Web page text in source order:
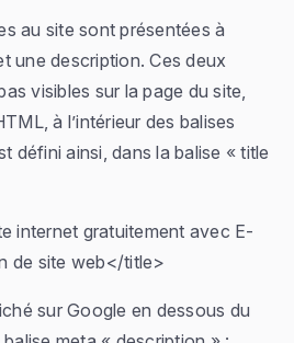
au site sont présentées à
une description. Ces deux
visibles sur la page du site,
à l’intérieur des balises
défini ainsi, dans la balise « title
internet gratuitement avec E-
de site web</title>
sur Google en dessous du